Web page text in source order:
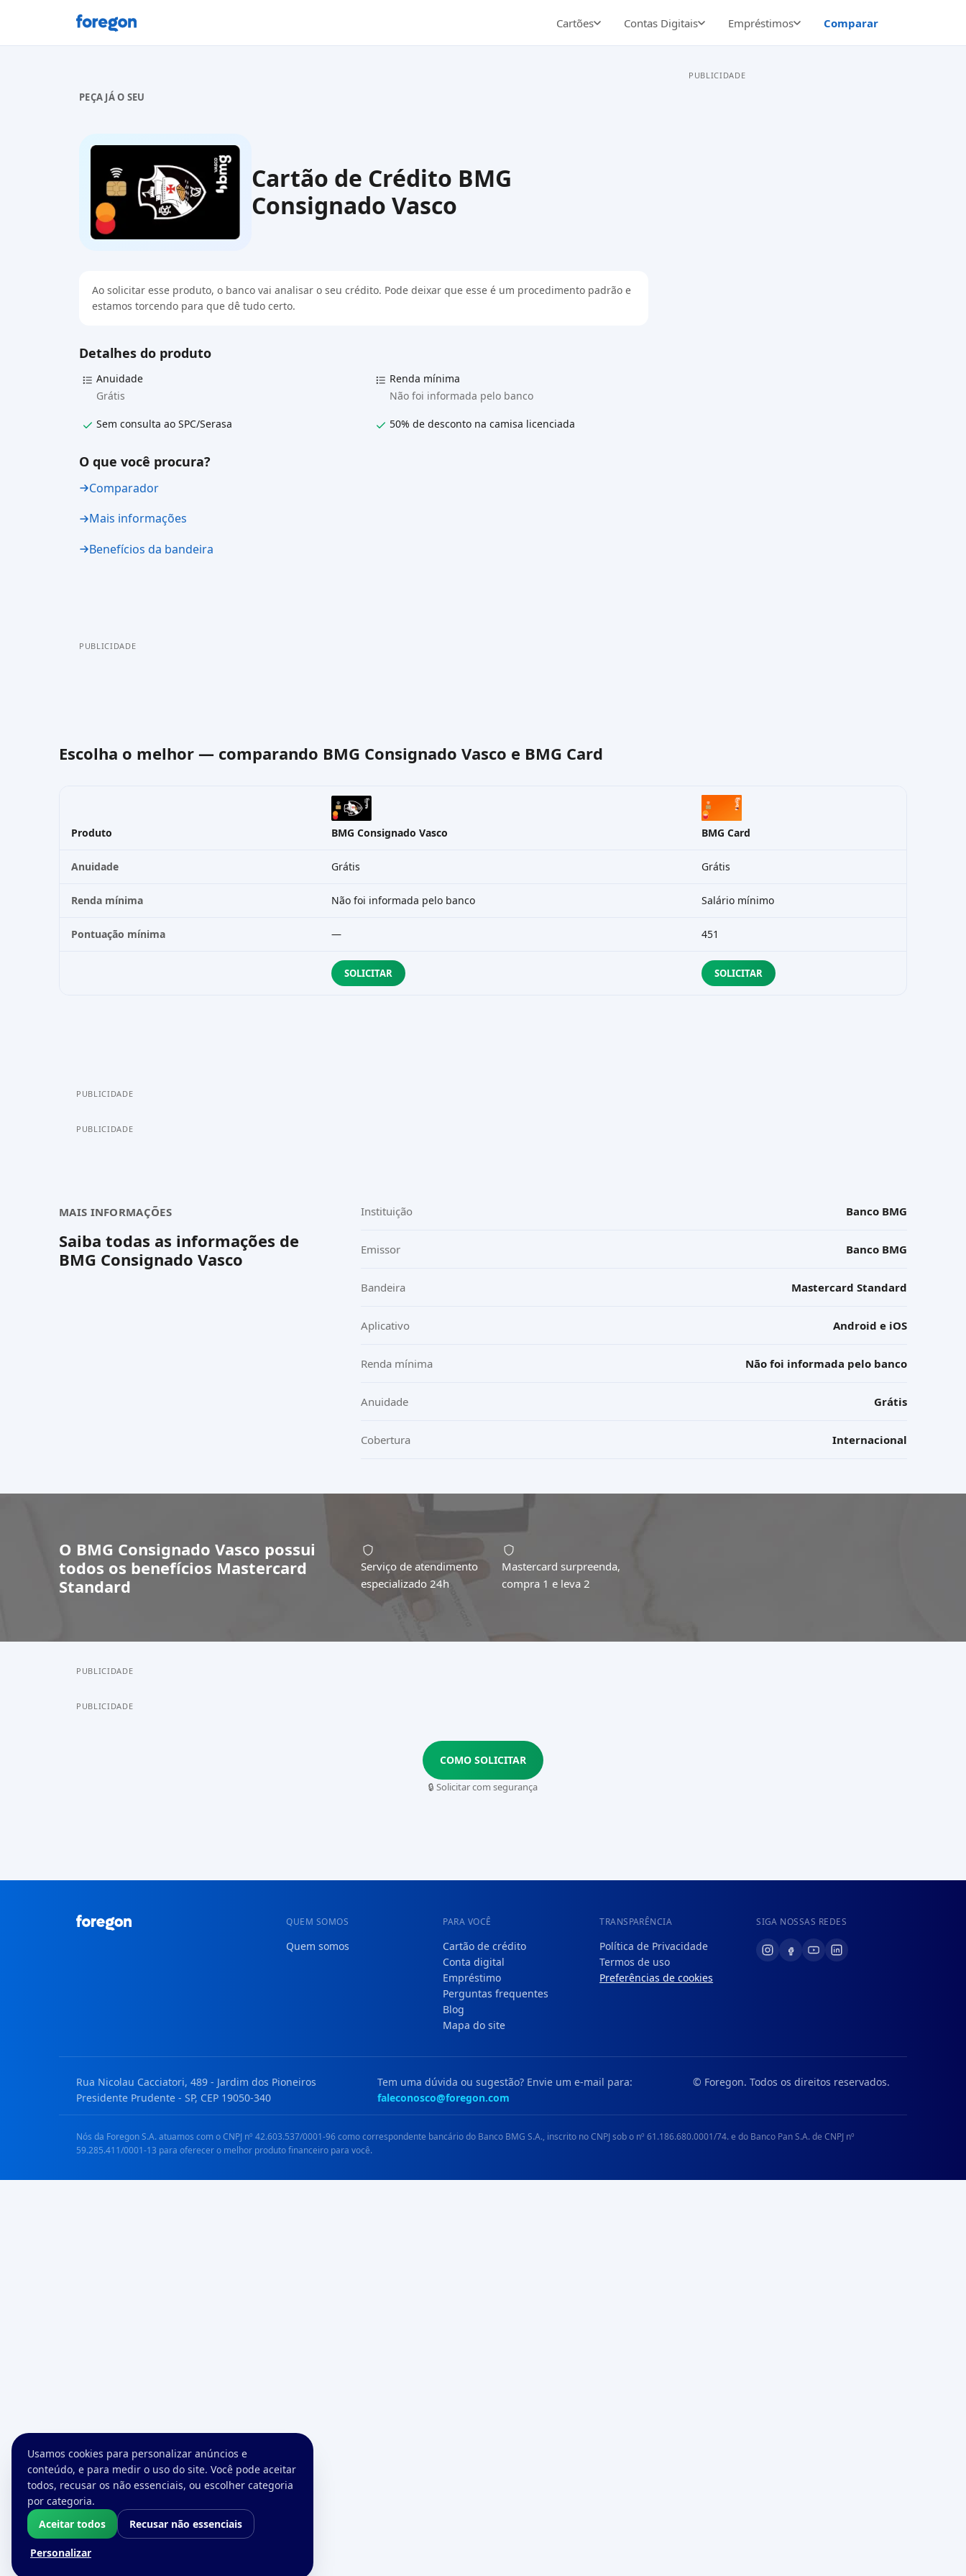
Foregon.com
Cartões Contas Digitais Empréstimos Comparar
PEÇA JÁ O SEU
Cartão de Crédito BMG
Consignado Vasco
Ao solicitar esse produto, o banco vai analisar o seu crédito. Pode deixar que esse é um procedimento padrão e
estamos torcendo para que dê tudo certo.
Detalhes do produto
Anuidade
Grátis
Renda mínima
Não foi informada pelo banco
Sem consulta ao SPC/Serasa 50% de desconto na camisa licenciada
O que você procura?
Comparador
Mais informações
Benefícios da bandeira
PUBLICIDADE
PUBLICIDADE
Escolha o melhor — comparando BMG Consignado Vasco e BMG Card
Produto BMG Consignado Vasco BMG Card
Anuidade Grátis Grátis
Renda mínima Não foi informada pelo banco Salário mínimo
Pontuação mínima — 451
SOLICITAR SOLICITAR
PUBLICIDADE
PUBLICIDADE
MAIS INFORMAÇÕES
Saiba todas as informações de
BMG Consignado Vasco
Instituição Banco BMG
Emissor Banco BMG
Bandeira Mastercard Standard
Aplicativo Android e iOS
Renda mínima Não foi informada pelo banco
Anuidade Grátis
Cobertura Internacional
O BMG Consignado Vasco possui
todos os benefícios Mastercard
Standard
Serviço de atendimento
especializado 24h
Mastercard surpreenda,
compra 1 e leva 2
PUBLICIDADE
PUBLICIDADE
COMO SOLICITAR
🔒 Solicitar com segurança
QUEM SOMOS
Quem somos
PARA VOCÊ
Cartão de crédito
Conta digital
Empréstimo
Perguntas frequentes
Blog
Mapa do site
TRANSPARÊNCIA
Política de Privacidade
Termos de uso
Preferências de cookies
SIGA NOSSAS REDES
Rua Nicolau Cacciatori, 489 - Jardim dos Pioneiros
Presidente Prudente - SP, CEP 19050-340
Tem uma dúvida ou sugestão? Envie um e-mail para:
faleconosco@foregon.com
© Foregon. Todos os direitos reservados.
Nós da Foregon S.A. atuamos com o CNPJ nº 42.603.537/0001-96 como correspondente bancário do Banco BMG S.A., inscrito no CNPJ sob o nº 61.186.680.0001/74. e do Banco Pan S.A. de CNPJ nº
59.285.411/0001-13 para oferecer o melhor produto financeiro para você.
Usamos cookies para personalizar anúncios e
conteúdo, e para medir o uso do site. Você pode aceitar
todos, recusar os não essenciais, ou escolher categoria
por categoria.
Aceitar todos
Recusar não essenciais
Personalizar